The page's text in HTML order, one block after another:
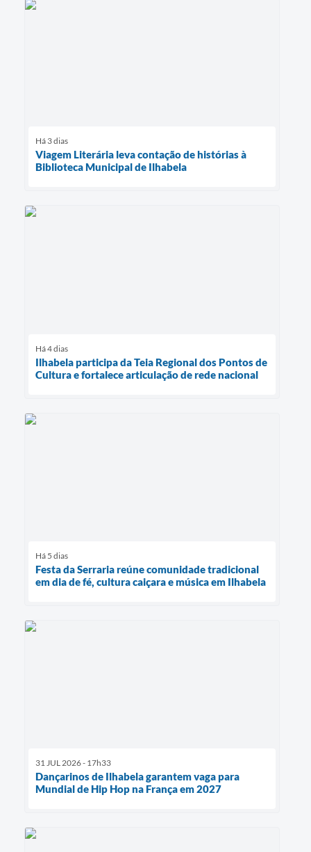
Há 3 dias
Viagem Literária leva contação de histórias à
Biblioteca Municipal de Ilhabela
Há 4 dias
Ilhabela participa da Teia Regional dos Pontos de
Cultura e fortalece articulação de rede nacional
Há 5 dias
Festa da Serraria reúne comunidade tradicional
em dia de fé, cultura caiçara e música em Ilhabela
31 JUL 2026 - 17h33
Dançarinos de Ilhabela garantem vaga para
Mundial de Hip Hop na França em 2027